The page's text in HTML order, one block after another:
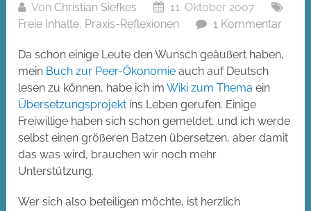
VonChristian Siefkes
11. Oktober 2007
Freie Inhalte, Praxis-Reflexionen 1 Kommentar
Da schon einige Leute den Wunsch geäußert haben,
mein Buch zur Peer-Ökonomie auch auf Deutsch
lesen zu können, habe ich imWiki zum Thema ein
Übersetzungsprojekt ins Leben gerufen. Einige
Freiwillige haben sich schon gemeldet, und ich werde
selbst einen größeren Batzen übersetzen, aber damit
das was wird, brauchen wir noch mehr
Unterstützung.
Wer sich also beteiligen möchte, ist herzlich